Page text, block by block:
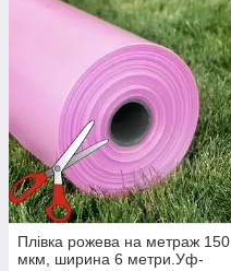
Плівка рожева на метраж 150
мкм, ширина 6 метри.Уф-